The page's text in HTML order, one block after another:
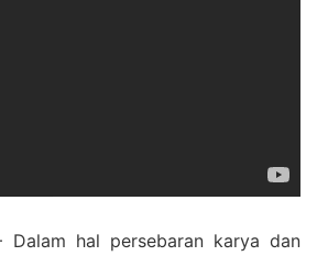
Dalam hal persebaran karya dan